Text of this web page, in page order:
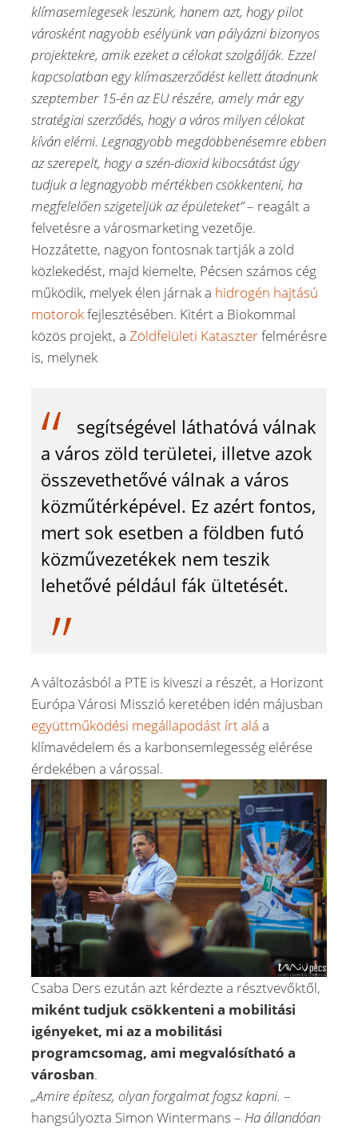
klímasemlegesek leszünk, hanem azt, hogy pilot
városként nagyobb esélyünk van pályázni bizonyos
projektekre, amik ezeket a célokat szolgálják. Ezzel
kapcsolatban egy klímaszerződést kellett átadnunk
szeptember 15-én az EU részére, amely már egy
stratégiai szerződés, hogy a város milyen célokat
kíván elérni. Legnagyobb megdöbbenésemre ebben
az szerepelt, hogy a szén-dioxid kibocsátást úgy
tudjuk a legnagyobb mértékben csökkenteni, ha
megfelelően szigeteljük az épületeket”– reagált a
felvetésre a városmarketing vezetője.
Hozzátette, nagyon fontosnak tartják a zöld
közlekedést, majd kiemelte, Pécsen számos cég
működik, melyek élen járnak a hidrogén hajtású
motorokfejlesztésében. Kitért a Biokommal
közös projekt, a Zöldfelületi Kataszterfelmérésre
is, melynek
segítségével láthatóvá válnak
a város zöld területei, illetve azok
összevethetővé válnak a város
közműtérképével. Ez azért fontos,
mert sok esetben a földben futó
közművezetékek nem teszik
lehetővé például fák ültetését.
A változásból a PTE is kiveszi a részét, a Horizont
Európa Városi Misszió keretében idén májusban
együttműködési megállapodást írt alá a
klímavédelem és a karbonsemlegesség elérése
érdekében a várossal.
Csaba Ders ezután azt kérdezte a résztvevőktől,
miként tudjuk csökkenteni a mobilitási
igényeket, mi az a mobilitási
programcsomag, ami megvalósítható a
városban.
„Amire építesz, olyan forgalmat fogsz kapni. –
hangsúlyozta Simon Wintermans – Ha állandóan